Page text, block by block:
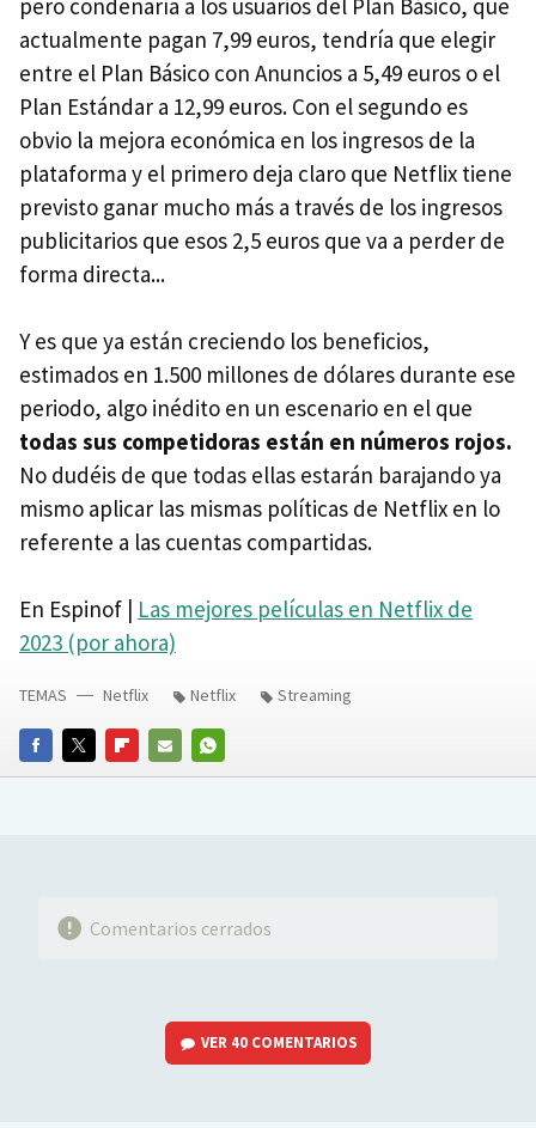
pero condenaría a los usuarios del Plan Básico, que
actualmente pagan 7,99 euros, tendría que elegir
entre el Plan Básico con Anuncios a 5,49 euros o el
Plan Estándar a 12,99 euros. Con el segundo es
obvio la mejora económica en los ingresos de la
plataforma y el primero deja claro que Netflix tiene
previsto ganar mucho más a través de los ingresos
publicitarios que esos 2,5 euros que va a perder de
forma directa...
Y es que ya están creciendo los beneficios,
estimados en 1.500 millones de dólares durante ese
periodo, algo inédito en un escenario en el que
todas sus competidoras están en números rojos.
No dudéis de que todas ellas estarán barajando ya
mismo aplicar las mismas políticas de Netflix en lo
referente a las cuentas compartidas.
En Espinof | Las mejores películas en Netflix de
2023 (por ahora)
FACEBOOKTWITTERFLIPBOARD
E-
WHATSAPP
TEMAS Netflix Netflix Streaming
Comentarios cerrados
VER 40 COMENTARIOS